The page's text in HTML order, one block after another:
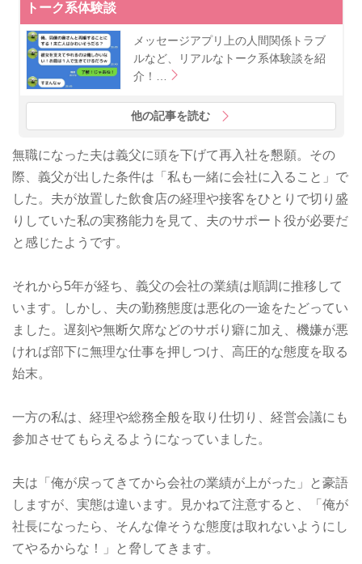
トーク系体験談
メッセージアプリ上の人間関係トラブ
ルなど、リアルなトーク系体験談を紹
介！…
他の記事を読む
無職になった夫は義父に頭を下げて再入社を懇願。その
際、義父が出した条件は「私も一緒に会社に入ること」で
した。夫が放置した飲食店の経理や接客をひとりで切り盛
りしていた私の実務能力を見て、夫のサポート役が必要だ
と感じたようです。
それから5年が経ち、義父の会社の業績は順調に推移して
います。しかし、夫の勤務態度は悪化の一途をたどってい
ました。遅刻や無断欠席などのサボり癖に加え、機嫌が悪
ければ部下に無理な仕事を押しつけ、高圧的な態度を取る
始末。
一方の私は、経理や総務全般を取り仕切り、経営会議にも
参加させてもらえるようになっていました。
夫は「俺が戻ってきてから会社の業績が上がった」と豪語
しますが、実態は違います。見かねて注意すると、「俺が
社長になったら、そんな偉そうな態度は取れないようにし
てやるからな！」と脅してきます。